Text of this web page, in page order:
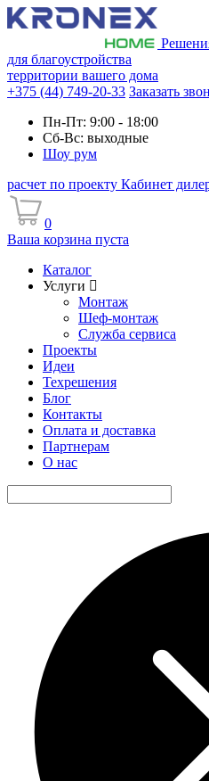
для благоустройства
территории вашего дома
+375 (44) 749-20-33 Заказать
Пн-Пт: 9:00 - 18:00
Сб-Вс: выходные
Шоу рум
расчет по проекту Кабинет
0
Ваша корзина пуста
Каталог
Услуги
Монтаж
Шеф-монтаж
Служба сервиса
Проекты
Идеи
Техрешения
Блог
Контакты
Оплата и доставка
Партнерам
О нас